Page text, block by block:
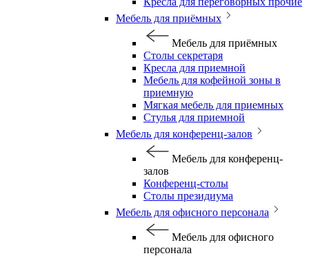
Мебель для приёмных
Мебель для приёмных
Столы секретаря
Кресла для приемной
Мебель для кофейной зоны в
приемную
Мягкая мебель для приемных
Стулья для приемной
Мебель для конференц-залов
Мебель для конференц-
залов
Конференц-столы
Столы президиума
Мебель для офисного персонала
Мебель для офисного
персонала